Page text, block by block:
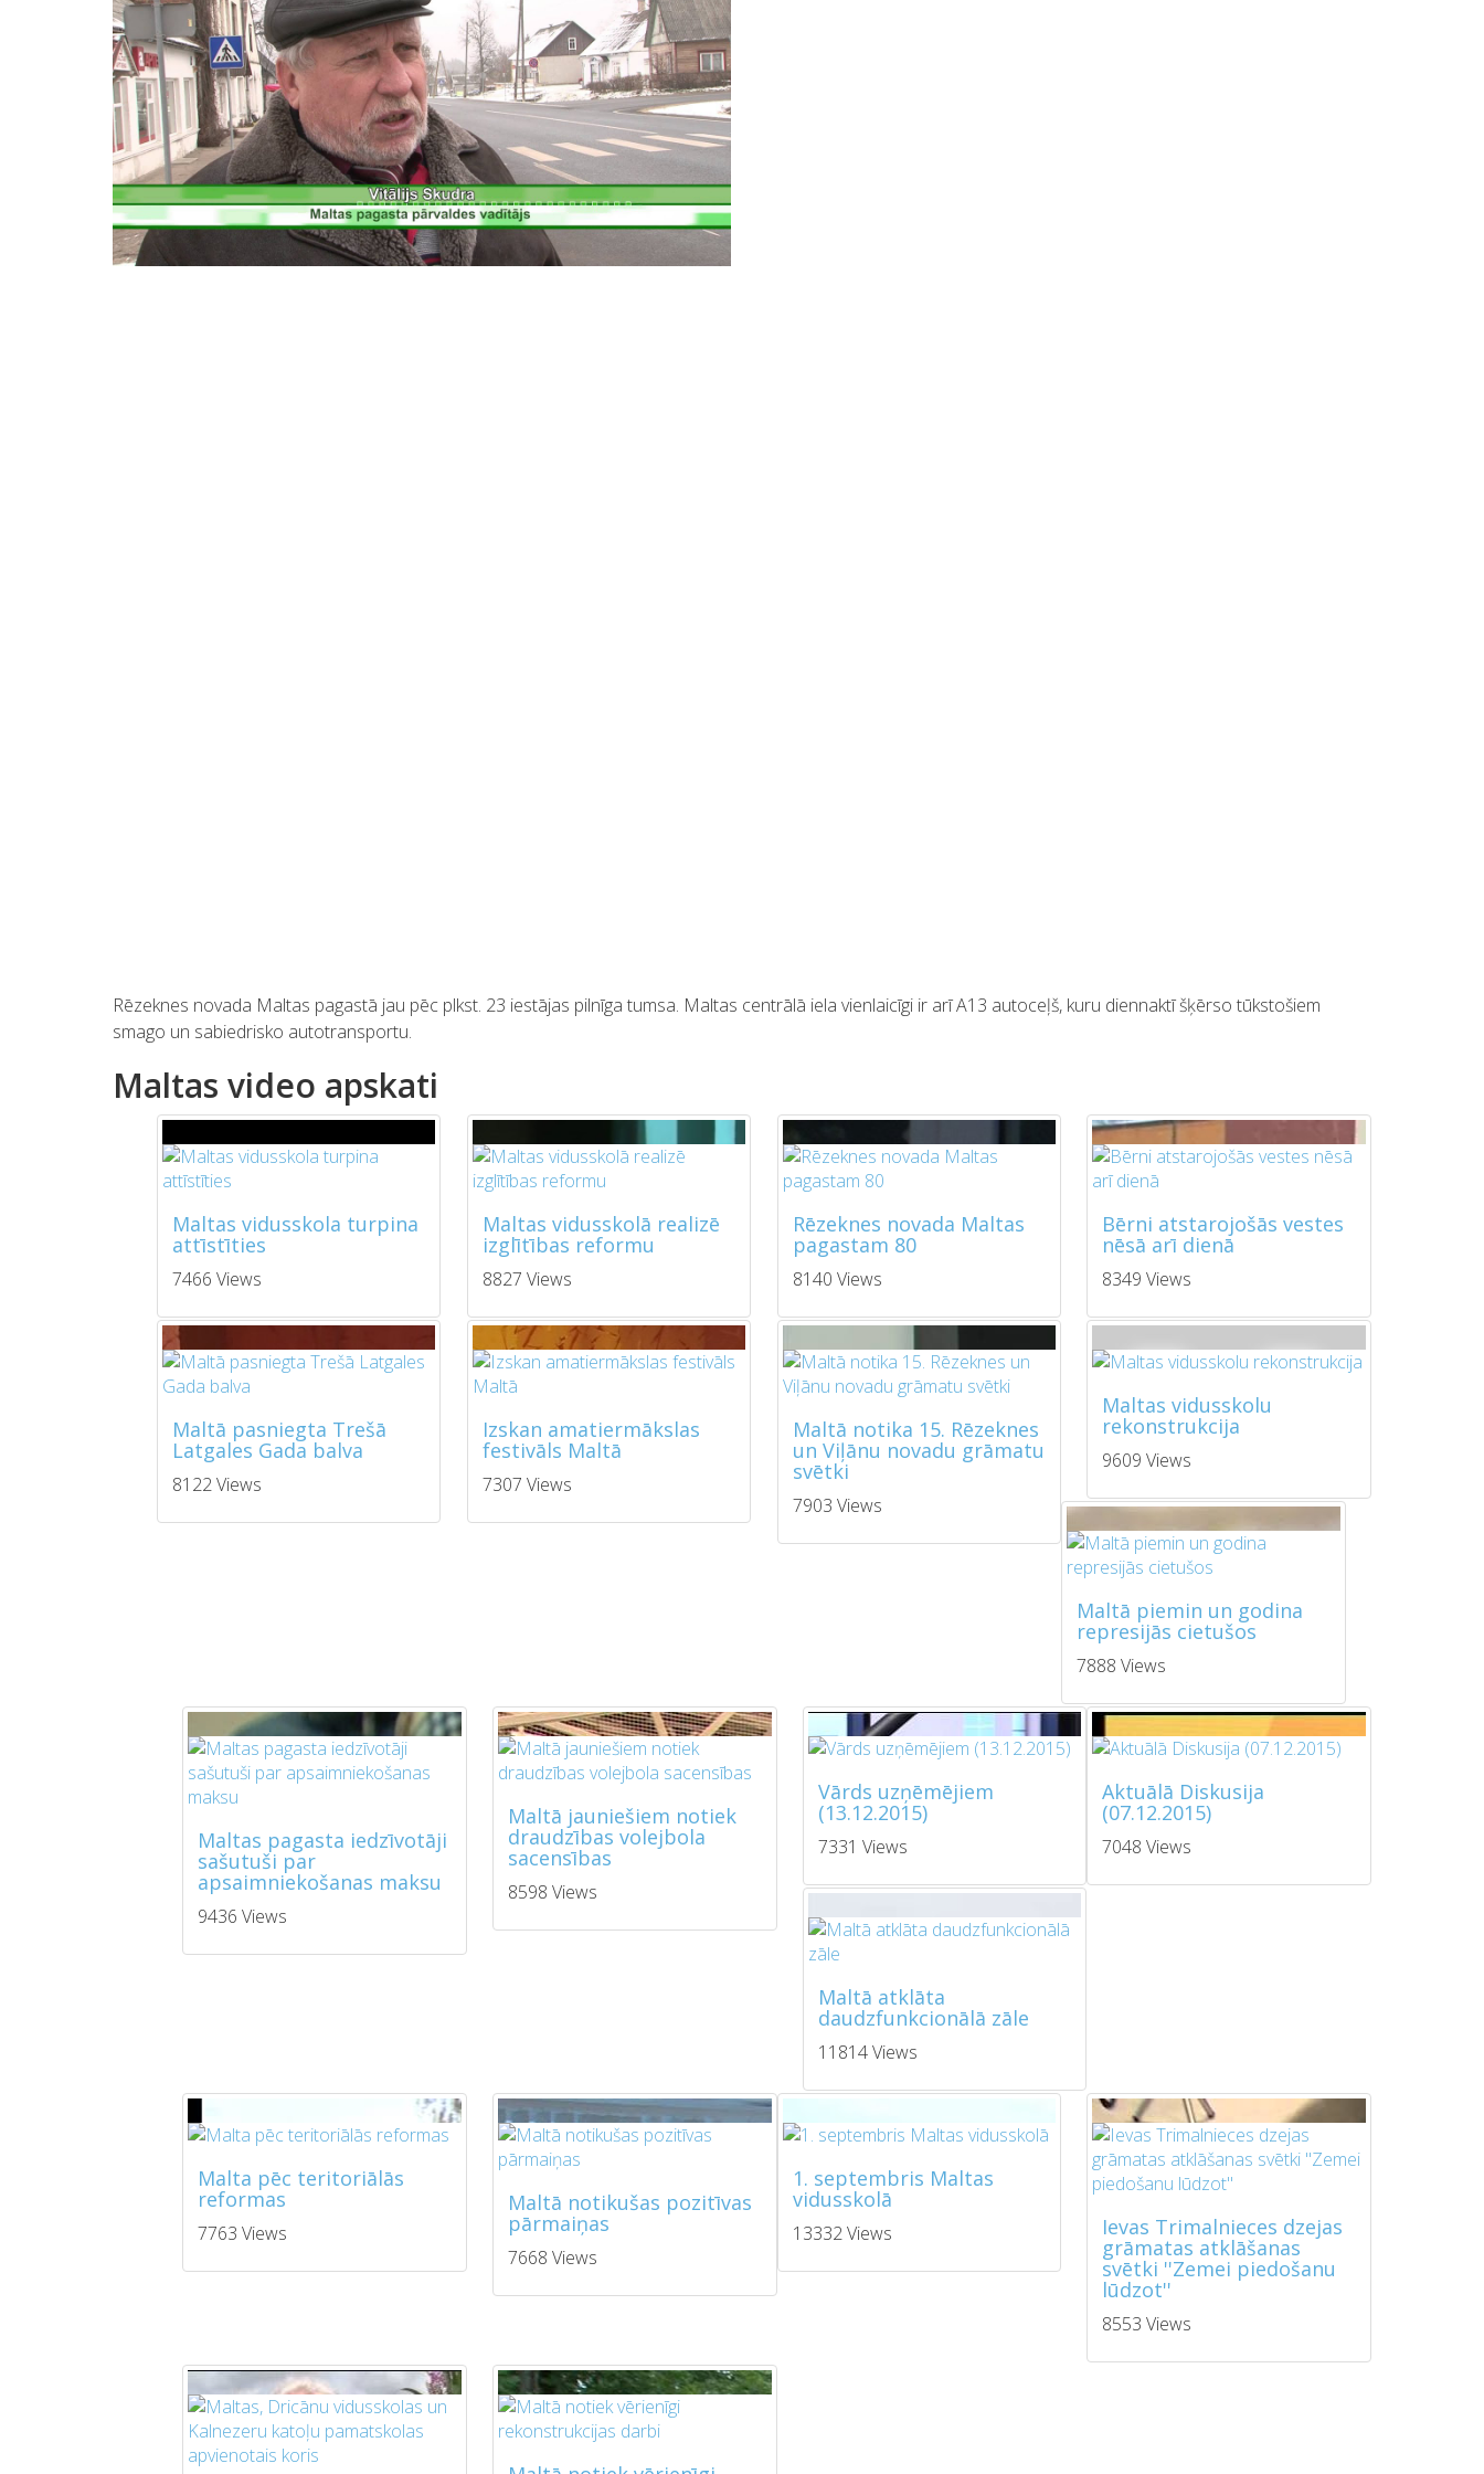
Rēzeknes novada Maltas pagastā jau pēc plkst. 23 iestājas pilnīga tumsa. Maltas centrālā iela vienlaicīgi ir arī A13 autoceļš, kuru diennaktī šķērso tūkstošiem
smago un sabiedrisko autotransportu.
Maltas video apskati
Maltas vidusskola turpina
attīstīties
7466 Views
Maltas vidusskolā realizē
izglītības reformu
8827 Views
Rēzeknes novada Maltas
pagastam 80
8140 Views
Bērni atstarojošās vestes
nēsā arī dienā
8349 Views
Maltā pasniegta Trešā
Latgales Gada balva
8122 Views
Izskan amatiermākslas
festivāls Maltā
7307 Views
Maltā notika 15. Rēzeknes
un Viļānu novadu grāmatu
svētki
7903 Views
Maltas vidusskolu
rekonstrukcija
9609 Views
Maltā piemin un godina
represijās cietušos
7888 Views
Maltas pagasta iedzīvotāji
sašutuši par
apsaimniekošanas maksu
9436 Views
Maltā jauniešiem notiek
draudzības volejbola
sacensības
8598 Views
Vārds uzņēmējiem
(13.12.2015)
7331 Views
Aktuālā Diskusija
(07.12.2015)
7048 Views
Maltā atklāta
daudzfunkcionālā zāle
11814 Views
Malta pēc teritoriālās
reformas
7763 Views
Maltā notikušas pozitīvas
pārmaiņas
7668 Views
1. septembris Maltas
vidusskolā
13332 Views Ievas Trimalnieces dzejas
grāmatas atklāšanas
svētki ''Zemei piedošanu
lūdzot''
8553 Views